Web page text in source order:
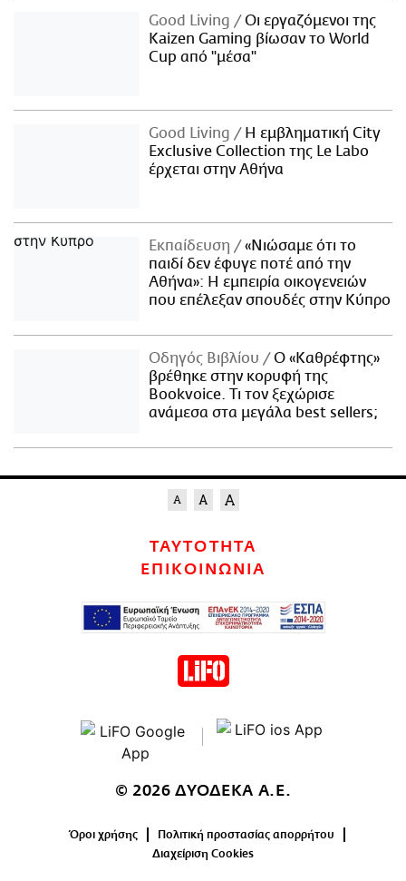
Good Living
Οι εργαζόμενοι της
Kaizen Gaming βίωσαν το World
Cup από "μέσα"
Good Living
Η εμβληματική City
Exclusive Collection της Le Labo
έρχεται στην Αθήνα
Εκπαίδευση
«Νιώσαμε ότι το
παιδί δεν έφυγε ποτέ από την
Αθήνα»: Η εμπειρία οικογενειών
που επέλεξαν σπουδές στην Κύπρο
Οδηγός Βιβλίου
Ο «Καθρέφτης»
βρέθηκε στην κορυφή της
Bookvoice. Τι τον ξεχώρισε
ανάμεσα στα μεγάλα best sellers;
ΤΑΥΤΟΤΗΤΑ
ΕΠΙΚΟΙΝΩΝΙΑ
© 2026 ΔΥΟΔΕΚΑ Α.Ε.
Όροι χρήσης
Πολιτική προστασίας απορρήτου
Διαχείριση Cookies